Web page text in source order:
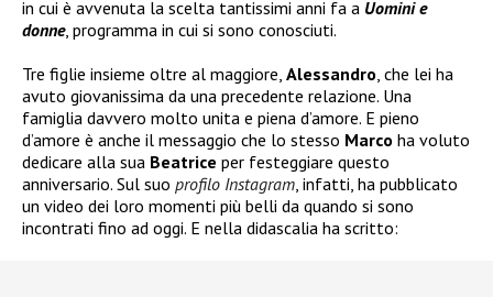
in cui è avvenuta la scelta tantissimi anni fa a Uomini e
donne, programma in cui si sono conosciuti.
Tre figlie insieme oltre al maggiore, Alessandro , che lei ha
avuto giovanissima da una precedente relazione. Una
famiglia davvero molto unita e piena d’amore. E pieno
d’amore è anche il messaggio che lo stesso Marco ha voluto
dedicare alla sua Beatrice per festeggiare questo
anniversario. Sul suo profilo Instagram , infatti, ha pubblicato
un video dei loro momenti più belli da quando si sono
incontrati fino ad oggi. E nella didascalia ha scritto: